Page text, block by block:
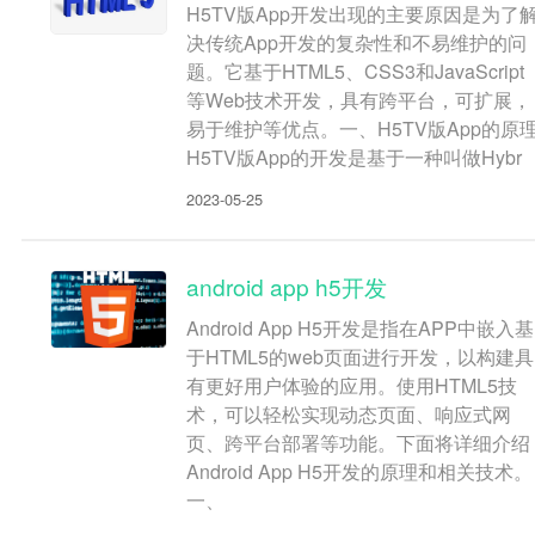
H5TV版App开发出现的主要原因是为了
决传统App开发的复杂性和不易维护的问
题。它基于HTML5、CSS3和JavaScript
等Web技术开发，具有跨平台，可扩展，
易于维护等优点。一、H5TV版App的原
H5TV版App的开发是基于一种叫做Hybr
2023-05-25
android app h5开发
Android App H5开发是指在APP中嵌入基
于HTML5的web页面进行开发，以构建具
有更好用户体验的应用。使用HTML5技
术，可以轻松实现动态页面、响应式网
页、跨平台部署等功能。下面将详细介绍
Android App H5开发的原理和相关技术。
一、